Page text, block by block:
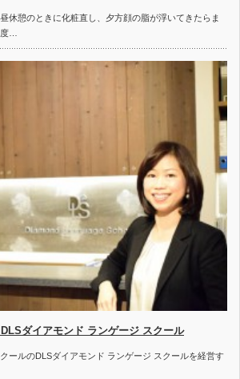
休憩のときに化粧直し、夕方顔の脂が浮いてきたらま
度…
ダイアモンド ランゲージ スクール
ールのDLSダイアモンド ランゲージ スクールを経営す